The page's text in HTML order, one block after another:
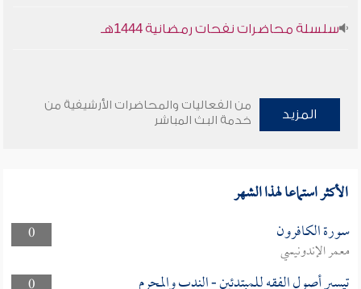
سلسلة محاضرات نفحات رمضانية 1444هـ
المزيد
من الفعاليات والمحاضرات الأرشيفية من
خدمة البث المباشر
الأكثر استماعا لهذا الشهر
0 سورة الكافرون
معمر الإندونيسي